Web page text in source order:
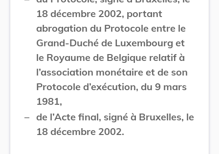
18 décembre 2002, portant
abrogation du Protocole entre le
Grand-Duché de Luxembourg et
le Royaume de Belgique relatif à
l’association monétaire et de son
Protocole d’exécution, du 9 mars
1981,
– de l’Acte final, signé à Bruxelles, le
18 décembre 2002.